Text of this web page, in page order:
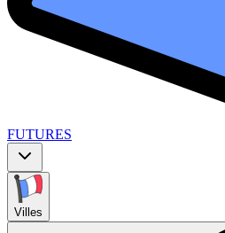
FUTURES
Villes